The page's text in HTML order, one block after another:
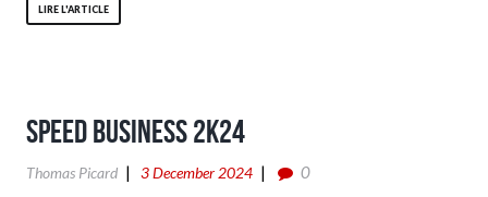
LIRE L'ARTICLE
SPEED BUSINESS 2K24
Thomas Picard 3 December 2024 0